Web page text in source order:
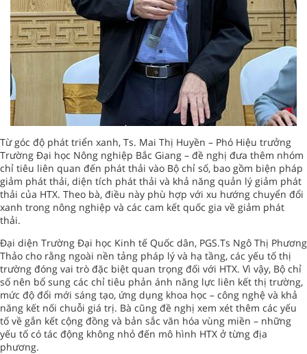
Từ góc độ phát triển xanh, Ts. Mai Thị Huyền – Phó Hiệu trưởng
Trường Đại học Nông nghiệp Bắc Giang – đề nghị đưa thêm nhóm
chỉ tiêu liên quan đến phát thải vào Bộ chỉ số, bao gồm biện pháp
giảm phát thải, diện tích phát thải và khả năng quản lý giảm phát
thải của HTX. Theo bà, điều này phù hợp với xu hướng chuyển đổi
xanh trong nông nghiệp và các cam kết quốc gia về giảm phát
thải.
Đại diện Trường Đại học Kinh tế Quốc dân, PGS.Ts Ngô Thị Phương
Thảo cho rằng ngoài nền tảng pháp lý và hạ tầng, các yếu tố thị
trường đóng vai trò đặc biệt quan trọng đối với HTX. Vì vậy, Bộ chỉ
số nên bổ sung các chỉ tiêu phản ánh năng lực liên kết thị trường,
mức độ đổi mới sáng tạo, ứng dụng khoa học – công nghệ và khả
năng kết nối chuỗi giá trị. Bà cũng đề nghị xem xét thêm các yếu
tố về gắn kết cộng đồng và bản sắc văn hóa vùng miền – những
yếu tố có tác động không nhỏ đến mô hình HTX ở từng địa
phương.